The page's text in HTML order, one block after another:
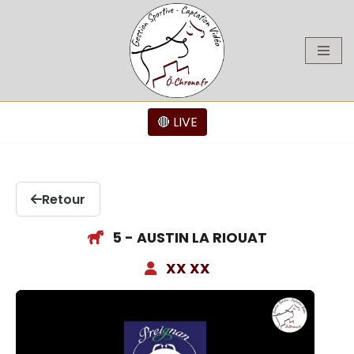
🔴 LIVE
Retour
5 - AUSTIN LA RIOUAT
XX XX